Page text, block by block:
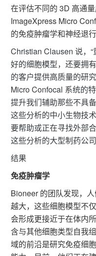
在评估不同的 3D 高通
ImageXpress Micro
的免疫肿瘤学和神经退
Christian Clausen 说，
好的细胞模型，还要拥
的客户提供高质量的研
Micro Confocal 系统的
提升我们辅助那些不具
这些分析的中小生物技
要帮助或正在寻找外部
这些分析的大型制药公司
结果
免疫肿瘤学
Bioneer 的团队发现，
越大，这些细胞模型不
会形成更接近于在体内
含与其他细胞类型自我
域的前沿是研究免疫细